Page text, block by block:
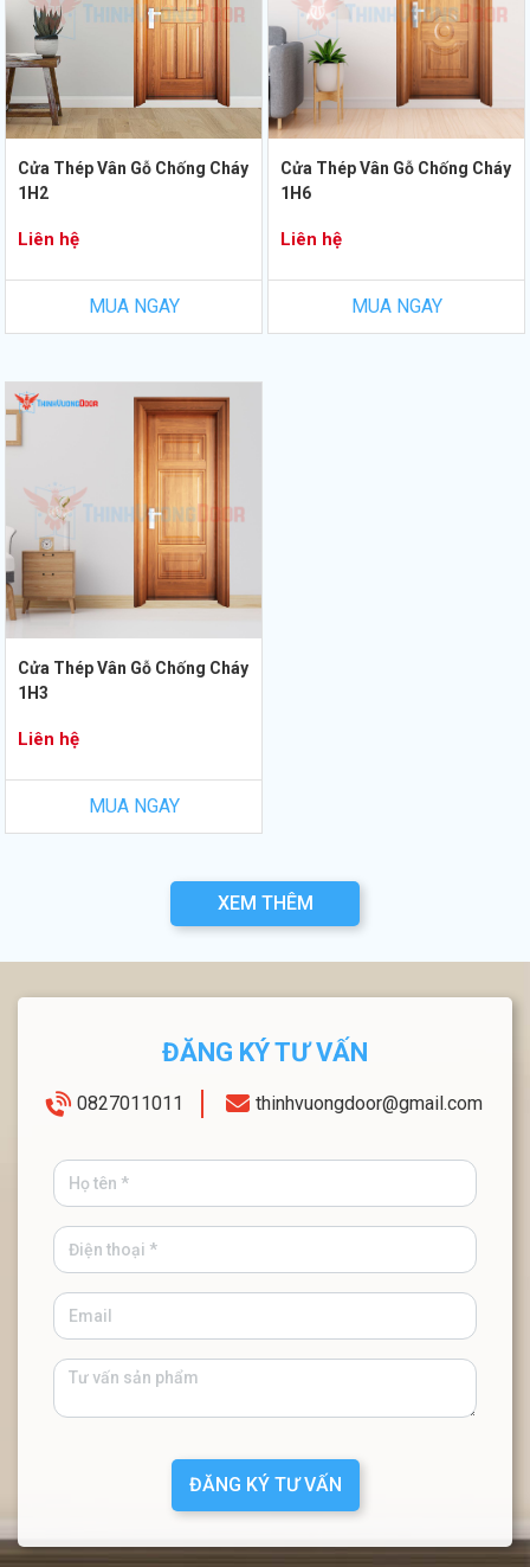
Cửa Thép Vân Gỗ Chống Cháy
1H2
Liên hệ
MUA NGAY
Cửa Thép Vân Gỗ Chống Cháy
1H6
Liên hệ
MUA NGAY
Cửa Thép Vân Gỗ Chống Cháy
1H3
Liên hệ
MUA NGAY
XEM THÊM
ĐĂNG KÝ TƯ VẤN
0827011011 thinhvuongdoor@gmail.com
ĐĂNG KÝ TƯ VẤN